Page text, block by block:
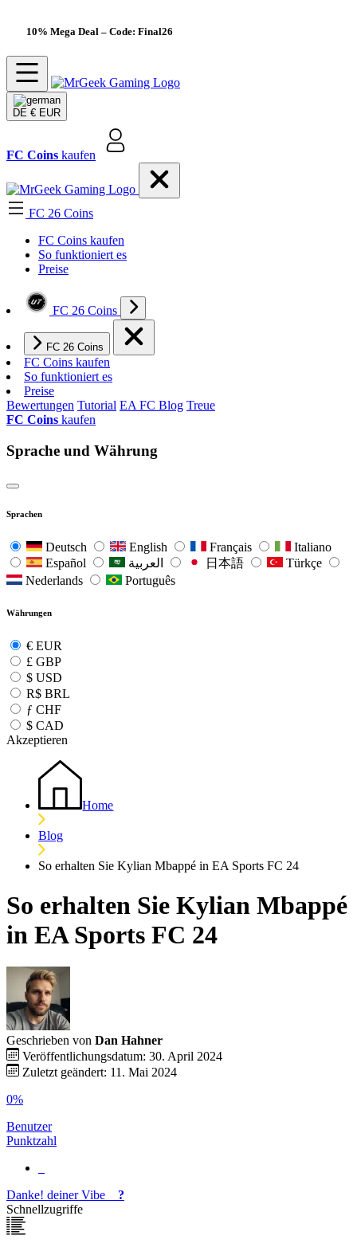
10% Mega Deal – Code: Final26
DE € EUR
FC Coins kaufen
FC 26 Coins
FC Coins kaufen
So funktioniert es
Preise
FC 26 Coins
FC 26 Coins
FC Coins kaufen
So funktioniert es
Preise
Bewertungen Tutorial EA FC Blog Treue
FC Coins kaufen
Sprache und Währung
Sprachen
Deutsch English Français
Italiano
Español
日本語
Türkçe
Nederlands
Português
Währungen
€ EUR
£ GBP
$ USD
R$ BRL
ƒ CHF
$ CAD
Akzeptieren
Home
Blog
So erhalten Sie Kylian Mbappé in EA Sports FC 24
So erhalten Sie Kylian Mbappé
in EA Sports FC 24
Geschrieben von Dan Hahner
Veröffentlichungsdatum: 30. April 2024
Zuletzt geändert: 11. Mai 2024
0%
Benutzer
Punktzahl
Danke! deinerVibe
?
Schnellzugriffe